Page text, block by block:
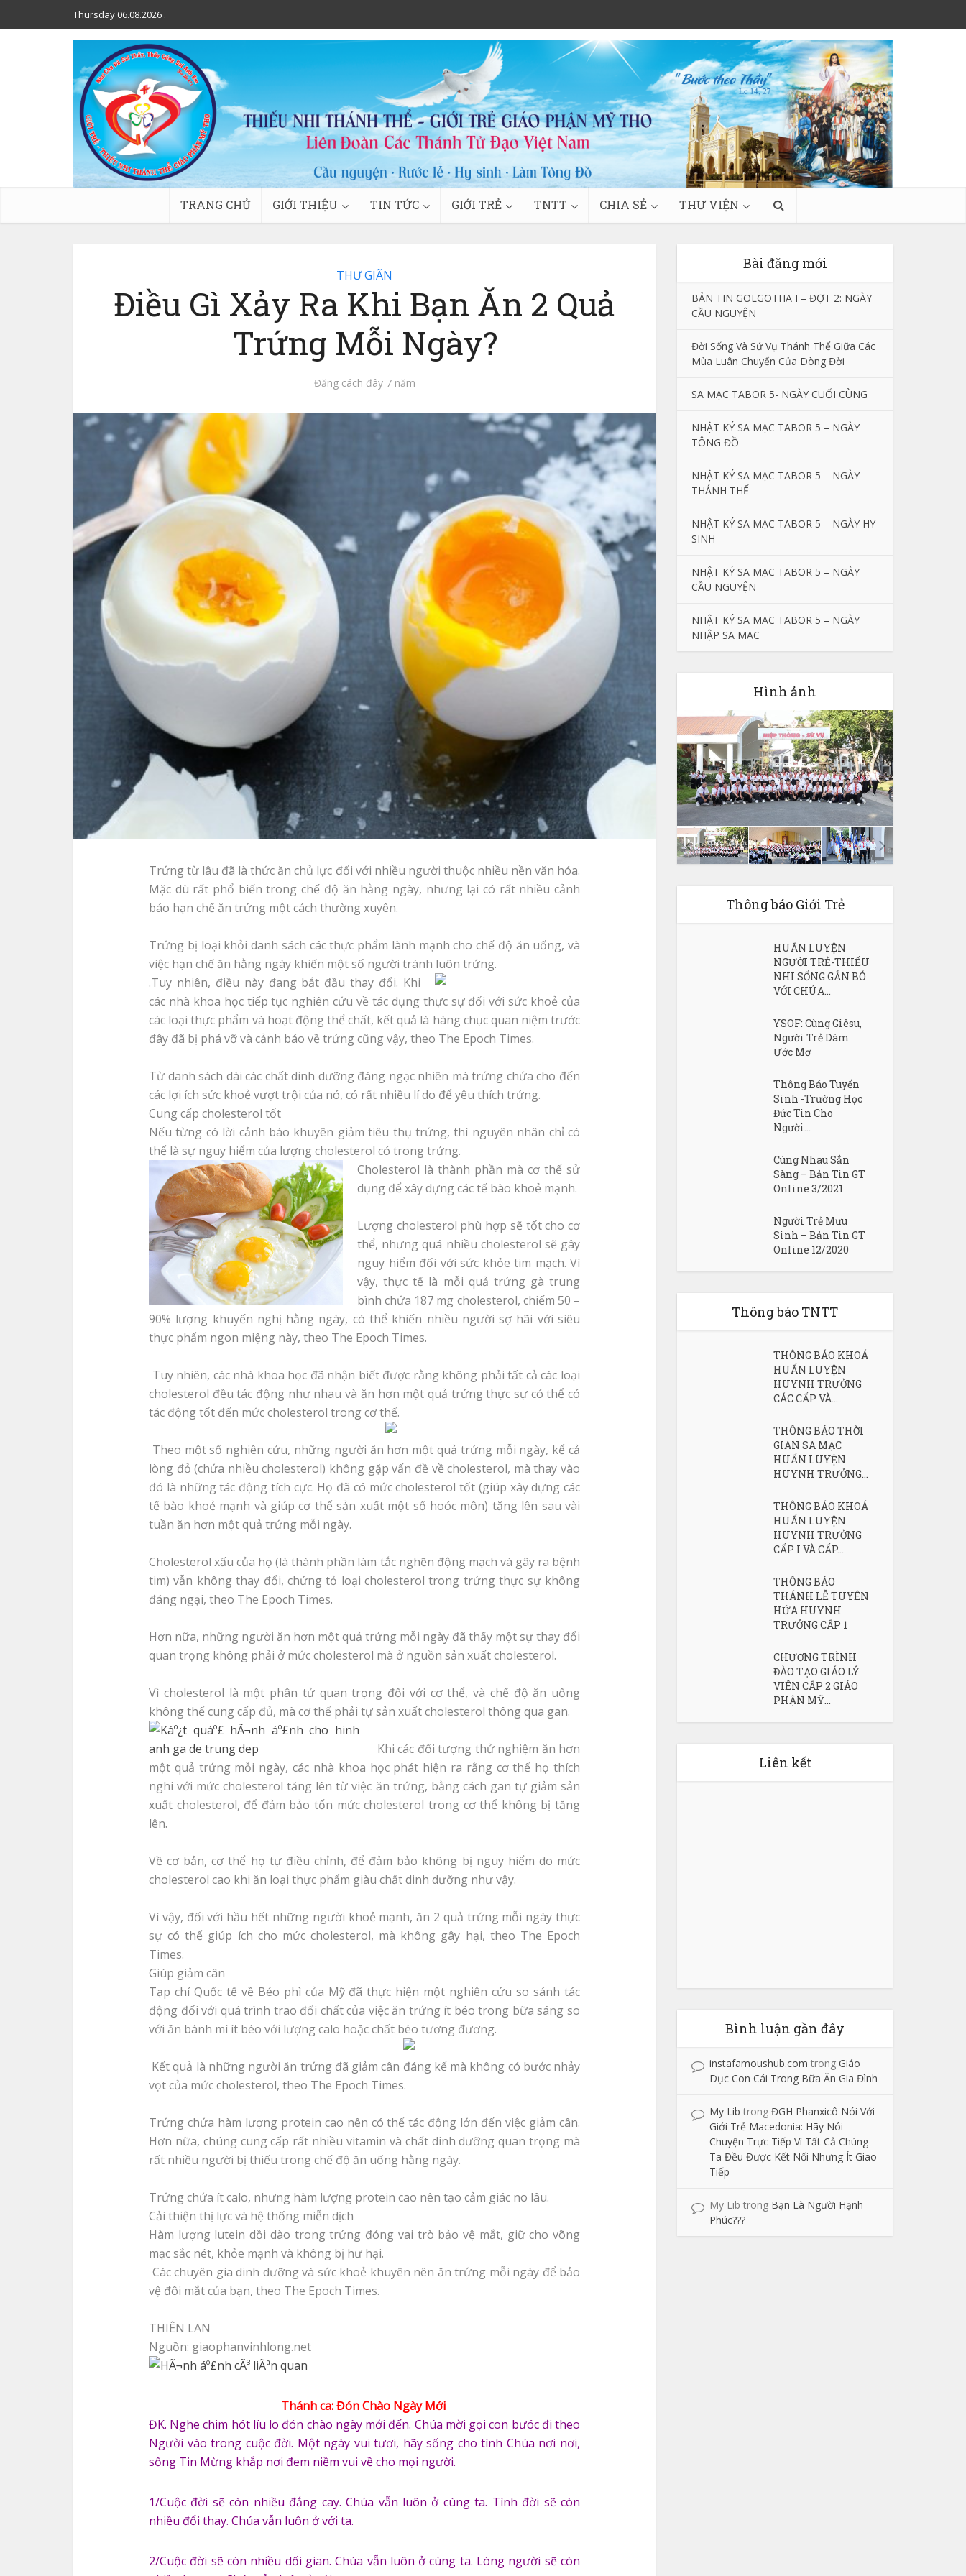
Thursday 06.08.2026 .
TRANG CHỦ GIỚI THIỆU TIN TỨC GIỚI TRẺ TNTT CHIA SẺ THƯ VIỆN
THƯ GIÃN
Điều Gì Xảy Ra Khi Bạn Ăn 2 Quả
Trứng Mỗi Ngày?
Đăng cách đây 7 năm
Trứng từ lâu đã là thức ăn chủ lực đối với nhiều người thuộc nhiều nền văn hóa.
Mặc dù rất phổ biến trong chế độ ăn hằng ngày, nhưng lại có rất nhiều cảnh
báo hạn chế ăn trứng một cách thường xuyên.
Trứng bị loại khỏi danh sách các thực phẩm lành mạnh cho chế độ ăn uống, và
việc hạn chế ăn hằng ngày khiến một số người tránh luôn trứng.
.Tuy nhiên, điều này đang bắt đầu thay đổi. Khi
các nhà khoa học tiếp tục nghiên cứu về tác dụng thực sự đối với sức khoẻ của
các loại thực phẩm và hoạt động thể chất, kết quả là hàng chục quan niệm trước
đây đã bị phá vỡ và cảnh báo về trứng cũng vậy, theo The Epoch Times.
Từ danh sách dài các chất dinh dưỡng đáng ngạc nhiên mà trứng chứa cho đến
các lợi ích sức khoẻ vượt trội của nó, có rất nhiều lí do để yêu thích trứng.
Cung cấp cholesterol tốt
Nếu từng có lời cảnh báo khuyên giảm tiêu thụ trứng, thì nguyên nhân chỉ có
thể là sự nguy hiểm của lượng cholesterol có trong trứng.
Cholesterol là thành phần mà cơ thể sử
dụng để xây dựng các tế bào khoẻ mạnh.
Lượng cholesterol phù hợp sẽ tốt cho cơ
thể, nhưng quá nhiều cholesterol sẽ gây
nguy hiểm đối với sức khỏe tim mạch. Vì
vậy, thực tế là mỗi quả trứng gà trung
bình chứa 187 mg cholesterol, chiếm 50 –
90% lượng khuyến nghị hằng ngày, có thể khiến nhiều người sợ hãi với siêu
thực phẩm ngon miệng này, theo The Epoch Times.
Tuy nhiên, các nhà khoa học đã nhận biết được rằng không phải tất cả các loại
cholesterol đều tác động như nhau và ăn hơn một quả trứng thực sự có thể có
tác động tốt đến mức cholesterol trong cơ thể.
Theo một số nghiên cứu, những người ăn hơn một quả trứng mỗi ngày, kể cả
lòng đỏ (chứa nhiều cholesterol) không gặp vấn đề về cholesterol, mà thay vào
đó là những tác động tích cực. Họ đã có mức cholesterol tốt (giúp xây dựng các
tế bào khoẻ mạnh và giúp cơ thể sản xuất một số hoóc môn) tăng lên sau vài
tuần ăn hơn một quả trứng mỗi ngày.
Cholesterol xấu của họ (là thành phần làm tắc nghẽn động mạch và gây ra bệnh
tim) vẫn không thay đổi, chứng tỏ loại cholesterol trong trứng thực sự không
đáng ngại, theo The Epoch Times.
Hơn nữa, những người ăn hơn một quả trứng mỗi ngày đã thấy một sự thay đổi
quan trọng không phải ở mức cholesterol mà ở nguồn sản xuất cholesterol.
Vì cholesterol là một phân tử quan trọng đối với cơ thể, và chế độ ăn uống
không thể cung cấp đủ, mà cơ thể phải tự sản xuất cholesterol thông qua gan.
Khi các đối tượng thử nghiệm ăn hơn
một quả trứng mỗi ngày, các nhà khoa học phát hiện ra rằng cơ thể họ thích
nghi với mức cholesterol tăng lên từ việc ăn trứng, bằng cách gan tự giảm sản
xuất cholesterol, để đảm bảo tổn mức cholesterol trong cơ thể không bị tăng
lên.
Về cơ bản, cơ thể họ tự điều chỉnh, để đảm bảo không bị nguy hiểm do mức
cholesterol cao khi ăn loại thực phẩm giàu chất dinh dưỡng như vậy.
Vì vậy, đối với hầu hết những người khoẻ mạnh, ăn 2 quả trứng mỗi ngày thực
sự có thể giúp ích cho mức cholesterol, mà không gây hại, theo The Epoch
Times.
Giúp giảm cân
Tạp chí Quốc tế về Béo phì của Mỹ đã thực hiện một nghiên cứu so sánh tác
động đối với quá trình trao đổi chất của việc ăn trứng ít béo trong bữa sáng so
với ăn bánh mì ít béo với lượng calo hoặc chất béo tương đương.
Kết quả là những người ăn trứng đã giảm cân đáng kể mà không có bước nhảy
vọt của mức cholesterol, theo The Epoch Times.
Trứng chứa hàm lượng protein cao nên có thể tác động lớn đến việc giảm cân.
Hơn nữa, chúng cung cấp rất nhiều vitamin và chất dinh dưỡng quan trọng mà
rất nhiều người bị thiếu trong chế độ ăn uống hằng ngày.
Trứng chứa ít calo, nhưng hàm lượng protein cao nên tạo cảm giác no lâu.
Cải thiện thị lực và hệ thống miễn dịch
Hàm lượng lutein dồi dào trong trứng đóng vai trò bảo vệ mắt, giữ cho võng
mạc sắc nét, khỏe mạnh và không bị hư hại.
Các chuyên gia dinh dưỡng và sức khoẻ khuyên nên ăn trứng mỗi ngày để bảo
vệ đôi mắt của bạn, theo The Epoch Times.
THIÊN LAN
Nguồn: giaophanvinhlong.net
Thánh ca: Đón Chào Ngày Mới
ĐK. Nghe chim hót líu lo đón chào ngày mới đến. Chúa mời gọi con bưóc đi theo
Người vào trong cuộc đời. Một ngày vui tươi, hãy sống cho tình Chúa nơi nơi,
sống Tin Mừng khắp nơi đem niềm vui về cho mọi người.
1/Cuộc đời sẽ còn nhiều đắng cay. Chúa vẫn luôn ở cùng ta. Tình đời sẽ còn
nhiều đổi thay. Chúa vẫn luôn ở với ta.
2/Cuộc đời sẽ còn nhiều dối gian. Chúa vẫn luôn ở cùng ta. Lòng người sẽ còn
Bài đăng mới
BẢN TIN GOLGOTHA I – ĐỢT 2: NGÀY
CẦU NGUYỆN
Đời Sống Và Sứ Vụ Thánh Thể Giữa Các
Mùa Luân Chuyển Của Dòng Đời
SA MẠC TABOR 5- NGÀY CUỐI CÙNG
NHẬT KÝ SA MẠC TABOR 5 – NGÀY
TÔNG ĐỒ
NHẬT KÝ SA MẠC TABOR 5 – NGÀY
THÁNH THỂ
NHẬT KÝ SA MẠC TABOR 5 – NGÀY HY
SINH
NHẬT KÝ SA MẠC TABOR 5 – NGÀY
CẦU NGUYỆN
NHẬT KÝ SA MẠC TABOR 5 – NGÀY
NHẬP SA MẠC
Hình ảnh
Thông báo Giới Trẻ
HUẤN LUYỆN
NGƯỜI TRẺ-THIẾU
NHI SỐNG GẮN BÓ
VỚI CHÚA...
YSOF: Cùng Giêsu,
Người Trẻ Dám
Ước Mơ
Thông Báo Tuyển
Sinh -Trường Học
Đức Tin Cho
Người...
Cùng Nhau Sẳn
Sàng – Bản Tin GT
Online 3/2021
Người Trẻ Mưu
Sinh – Bản Tin GT
Online 12/2020
Thông báo TNTT
THÔNG BÁO KHOÁ
HUẤN LUYỆN
HUYNH TRƯỞNG
CÁC CẤP VÀ...
THÔNG BÁO THỜI
GIAN SA MẠC
HUẤN LUYỆN
HUYNH TRƯỞNG...
THÔNG BÁO KHOÁ
HUẤN LUYỆN
HUYNH TRƯỞNG
CẤP I VÀ CẤP...
THÔNG BÁO
THÁNH LỄ TUYÊN
HỨA HUYNH
TRƯỞNG CẤP 1
CHƯƠNG TRÌNH
ĐÀO TẠO GIÁO LÝ
VIÊN CẤP 2 GIÁO
PHẬN MỸ...
Liên kết
Bình luận gần đây
instafamoushub.com trong Giáo
Dục Con Cái Trong Bữa Ăn Gia Đình
My Lib trong ĐGH Phanxicô Nói Với
Giới Trẻ Macedonia: Hãy Nói
Chuyện Trực Tiếp Vì Tất Cả Chúng
Ta Đều Được Kết Nối Nhưng Ít Giao
Tiếp
My Lib trong Bạn Là Người Hạnh
Phúc???